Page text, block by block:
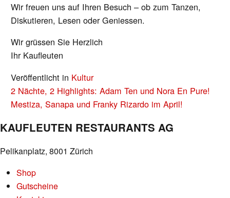
Wir freuen uns auf Ihren Besuch – ob zum Tanzen,
Diskutieren, Lesen oder Geniessen.
Wir grüssen Sie Herzlich
Ihr Kaufleuten
Veröffentlicht in Kultur
BEITRAGS-
NAVIGATION
2 Nächte, 2 Highlights: Adam Ten und Nora En Pure!
Mestiza, Sanapa und Franky Rizardo im April!
KAUFLEUTEN RESTAURANTS AG
Pelikanplatz, 8001 Zürich
Shop
Gutscheine